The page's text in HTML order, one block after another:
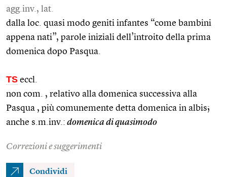
agg.inv., lat.
dalla loc. quasi modo geniti infantes “come bambini
appena nati”, parole iniziali dell’introito della prima
domenica dopo Pasqua.
TS eccl.
non com. , relativo alla domenica successiva alla
Pasqua , più comunemente detta domenica in albis;
anche s.m.inv.: domenica di quasimodo
Correzioni e suggerimenti
Condividi